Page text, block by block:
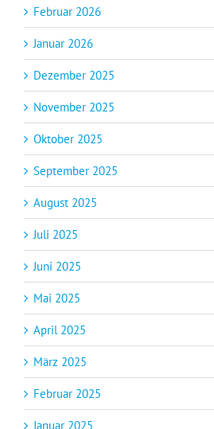
Februar 2026
Januar 2026
Dezember 2025
November 2025
Oktober 2025
September 2025
August 2025
Juli 2025
Juni 2025
Mai 2025
April 2025
März 2025
Februar 2025
Januar 2025